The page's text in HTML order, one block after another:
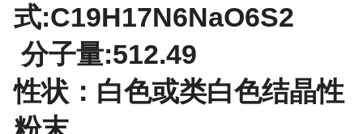
式:C19H17N6NaO6S2
分子量:512.49
性状：白色或类白色结晶性